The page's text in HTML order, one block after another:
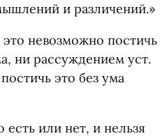
и различений.»
это невозможно постичь
ни рассуждением уст.
это без ума
есть или нет, и нельзя